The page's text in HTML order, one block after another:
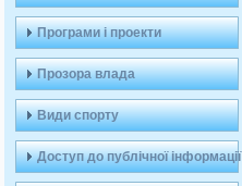
Програми і проекти
Прозора влада
Види спорту
Доступ до публічної інформації